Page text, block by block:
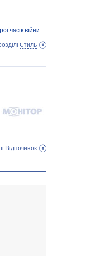
часів війни
Стиль
Відпочинок